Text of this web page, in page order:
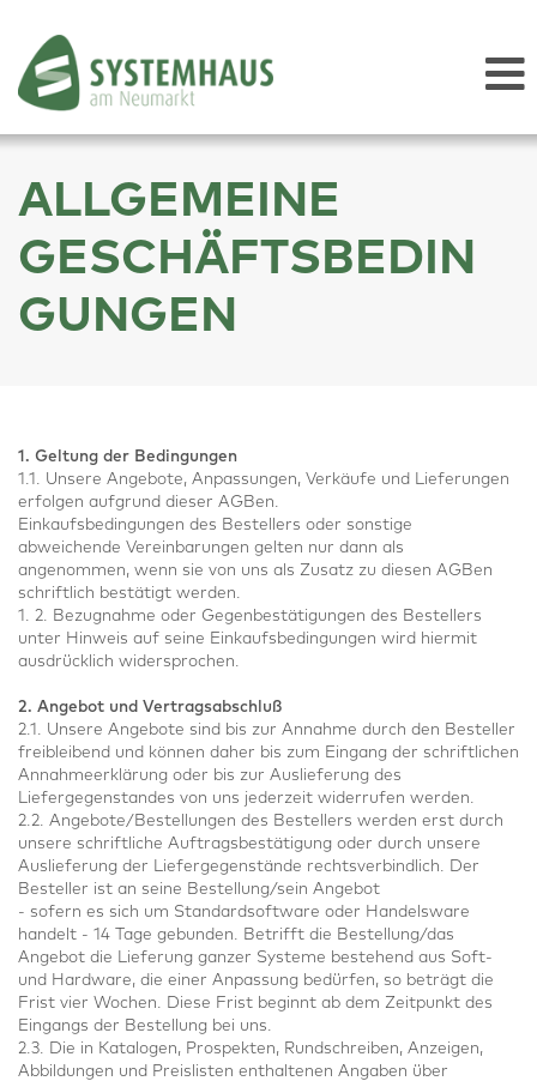
ALLGEMEINE
GESCHÄFTSBEDIN
GUNGEN
1. Geltung der Bedingungen
1.1. Unsere Angebote, Anpassungen, Verkäufe und Lieferungen
erfolgen aufgrund dieser AGBen.
Einkaufsbedingungen des Bestellers oder sonstige
abweichende Vereinbarungen gelten nur dann als
angenommen, wenn sie von uns als Zusatz zu diesen AGBen
schriftlich bestätigt werden.
1. 2. Bezugnahme oder Gegenbestätigungen des Bestellers
unter Hinweis auf seine Einkaufsbedingungen wird hiermit
ausdrücklich widersprochen.
2. Angebot und Vertragsabschluß
2.1. Unsere Angebote sind bis zur Annahme durch den Besteller
freibleibend und können daher bis zum Eingang der schriftlichen
Annahmeerklärung oder bis zur Auslieferung des
Liefergegenstandes von uns jederzeit widerrufen werden.
2.2. Angebote/Bestellungen des Bestellers werden erst durch
unsere schriftliche Auftragsbestätigung oder durch unsere
Auslieferung der Liefergegenstände rechtsverbindlich. Der
Besteller ist an seine Bestellung/sein Angebot
- sofern es sich um Standardsoftware oder Handelsware
handelt - 14 Tage gebunden. Betrifft die Bestellung/das
Angebot die Lieferung ganzer Systeme bestehend aus Soft-
und Hardware, die einer Anpassung bedürfen, so beträgt die
Frist vier Wochen. Diese Frist beginnt ab dem Zeitpunkt des
Eingangs der Bestellung bei uns.
2.3. Die in Katalogen, Prospekten, Rundschreiben, Anzeigen,
Abbildungen und Preislisten enthaltenen Angaben über